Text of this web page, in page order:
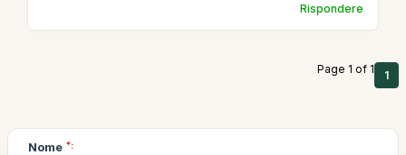
Rispondere
Page 1 of 1 1
Nome *: